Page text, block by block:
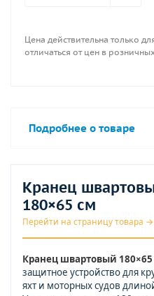
Цена действительна только
отличаться от цен в
Подробнее о товаре
Кранец
180×65 см
Перейти на страницу товара →
Кранец швартовый
защитное устройство для
яхт и моторных судов